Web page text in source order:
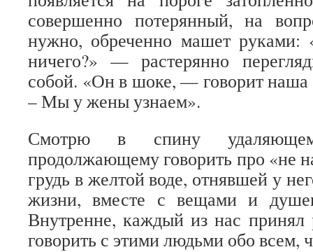
совершенно потерянный, на
нужно, обреченно машет руками:
ничего?» — растерянно
собой. «Он в шоке, — говорит наша
– Мы у жены узнаем».
Смотрю в спину
продолжающему говорить про «не
грудь в желтой воде, отнявшей у
жизни, вместе с вещами и
Внутренне, каждый из нас принял
говорить с этими людьми обо всем,